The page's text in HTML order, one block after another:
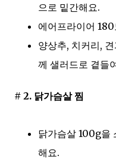
으로 밑간해요.
에어프라이어
양상추, 치커리,
께 샐러드로 곁들
# 2. 닭가슴살 찜
닭가슴살 100g을
해요.